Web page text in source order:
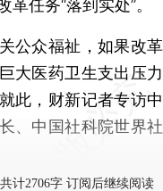
任务“落到实处”。
众福祉，如果改革
大医药卫生支出压
此，财新记者专访
、中国社科院世界
计2706字 订阅后继续阅读